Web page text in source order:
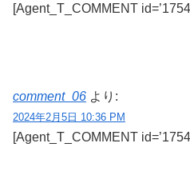
[Agent_T_COMMENT
comment_06 より:
2024年2月5日 10:36 PM
[Agent_T_COMMENT